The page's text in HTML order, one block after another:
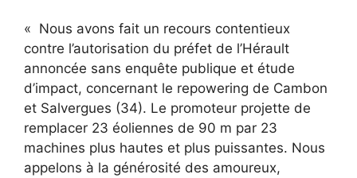
« Nous avons fait un recours contentieux
contre l’autorisation du préfet de l’Hérault
annoncée sans enquête publique et étude
d’impact, concernant le repowering de Cambon
et Salvergues (34). Le promoteur projette de
remplacer 23 éoliennes de 90 m par 23
machines plus hautes et plus puissantes. Nous
appelons à la générosité des amoureux,